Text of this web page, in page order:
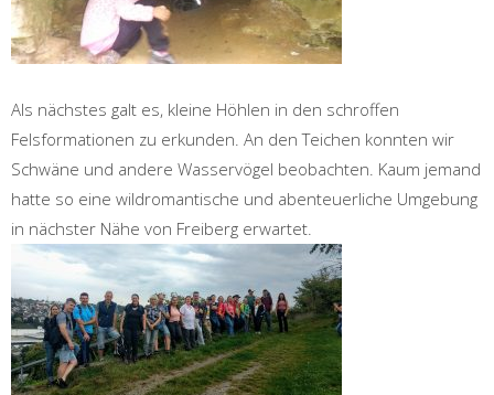
Als nächstes galt es, kleine Höhlen in den schroffen
Felsformationen zu erkunden. An den Teichen konnten wir
Schwäne und andere Wasservögel beobachten. Kaum jemand
hatte so eine wildromantische und abenteuerliche Umgebung
in nächster Nähe von Freiberg erwartet.